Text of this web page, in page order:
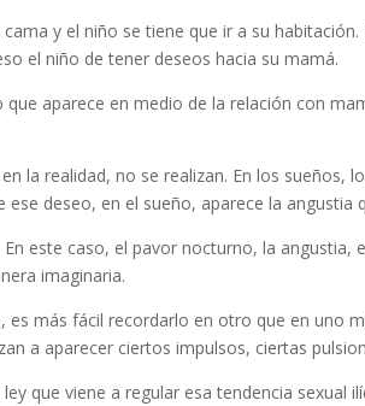
y el niño se tiene que ir a su
el niño de tener deseos hacia su mamá.
aparece en medio de la relación con
la realidad, no se realizan. En los sueños,
deseo, en el sueño, aparece la angustia
este caso, el pavor nocturno, la angustia,
imaginaria.
más fácil recordarlo en otro que en uno
a aparecer ciertos impulsos, ciertas
que viene a regular esa tendencia sexual